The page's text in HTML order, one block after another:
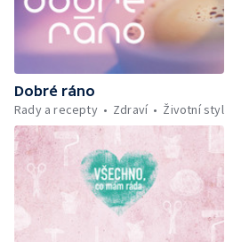
Dobré ráno
Rady a recepty
Zdraví Životní styl